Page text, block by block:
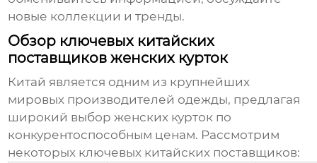
новые коллекции и тренды.
Обзор ключевых китайских
поставщиков женских курток
Китай является одним из крупнейших
мировых производителей одежды, предлагая
широкий выборженских курток по
конкурентоспособным ценам. Рассмотрим
некоторых ключевых китайских поставщиков: